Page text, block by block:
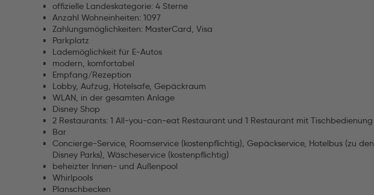
offizielle Landeskategorie: 4 Sterne
Anzahl Wohneinheiten: 1097
Zahlungsmöglichkeiten: MasterCard, Visa
Parkplatz
Lademöglichkeit für E-Autos
modern, komfortabel
Empfang/Rezeption
Lobby, Aufzug, Hotelsafe, Gepäckraum
WLAN, in der gesamten Anlage
Disney Shop
2 Restaurants: 1 All-you-can-eat Restaurant und 1 Restaurant mit Tischbedienung
Bar
Concierge-Service, Roomservice (kostenpflichtig), Gepäckservice, Hotelbus (zu den
Disney Parks), Wäscheservice (kostenpflichtig)
beheizter Innen- und Außenpool
Whirlpools
Planschbecken